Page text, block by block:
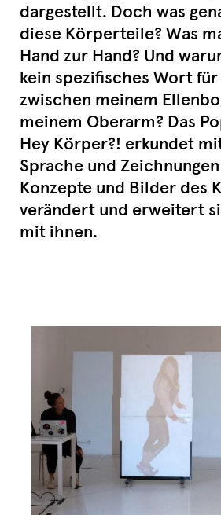
dargestellt. Doch was
diese Körperteile? Was
Hand zur Hand? Und
kein spezifisches Wort
zwischen meinem
meinem Oberarm? Das
Hey Körper?! erkundet
Sprache und
Konzepte und Bilder des
verändert und erweitert
mit ihnen.